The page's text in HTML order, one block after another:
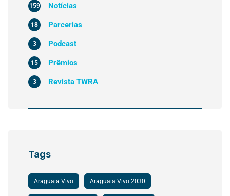
Notícias
159
Parcerias
18
Podcast
3
Prêmios
15
Revista TWRA
3
Tags
Araguaia Vivo Araguaia Vivo 2030